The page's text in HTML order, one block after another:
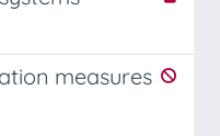
measures